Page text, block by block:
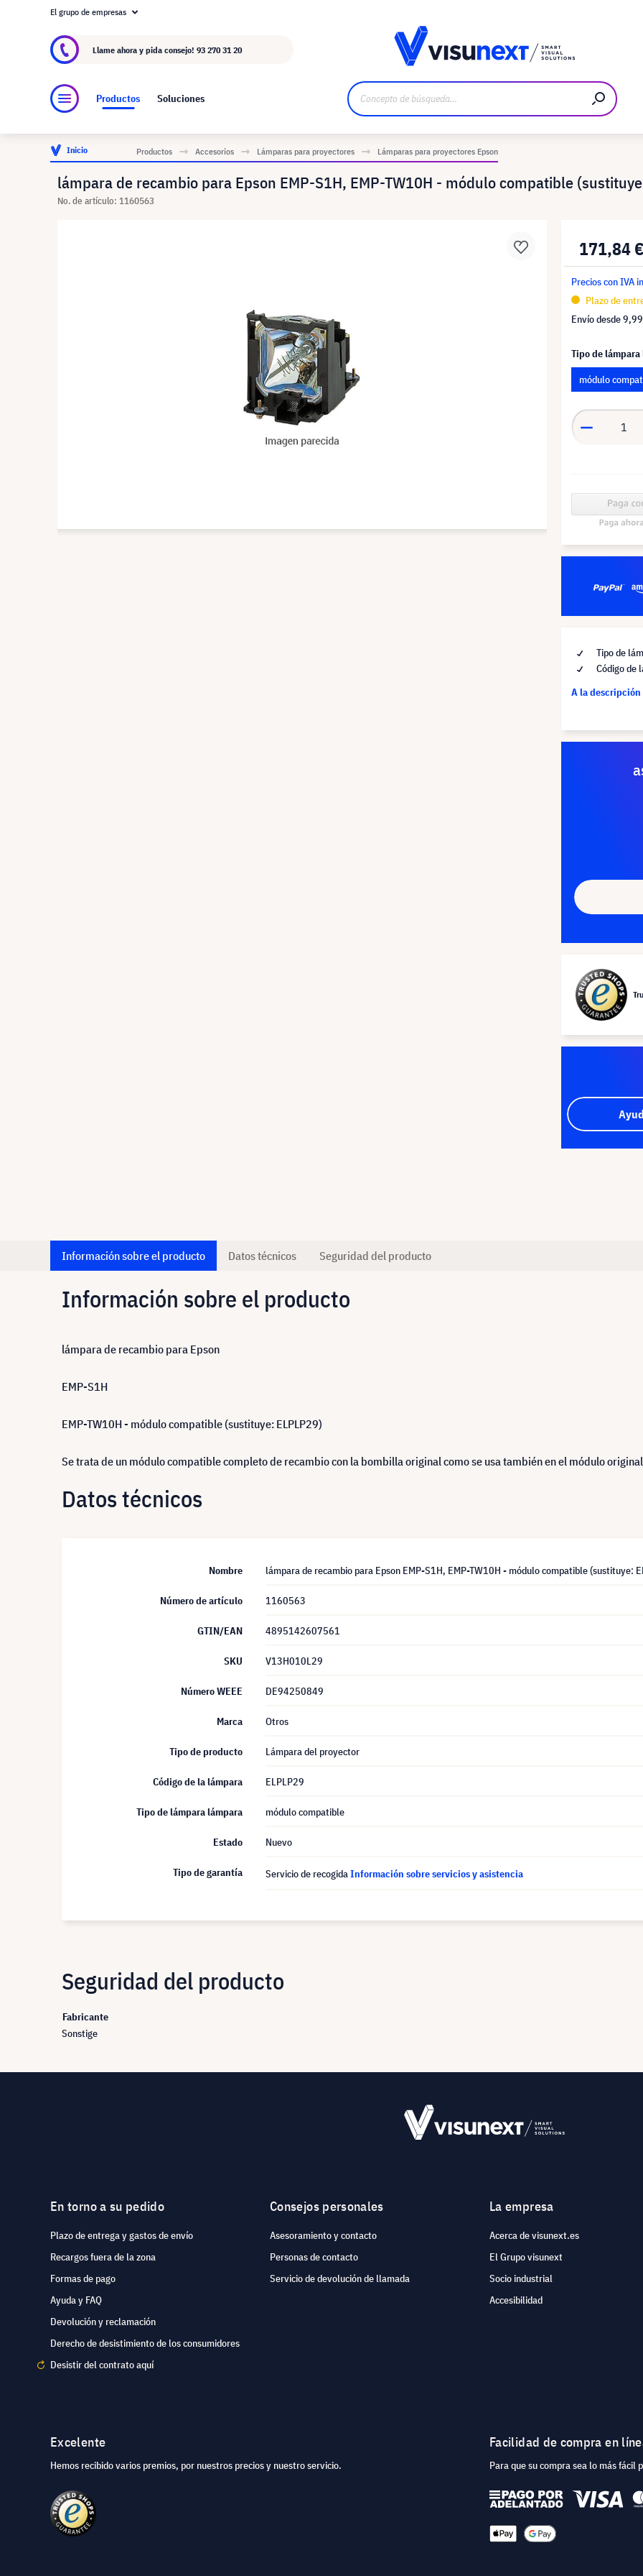
Acerca de visunext.es
El grupo de empresas
Llame ahora y pida consejo! 93 270 31 20
Productos Soluciones
Inicio Productos Accesorios Lámparas para proyectores Lámparas para proyectores Epson
lámpara de recambio para Epson EMP-S1H, EMP-TW10H - módulo compatible
No. de artículo: 1160563
171,84
Precios con IVA
Plazo de
Envío desde
Tipo de
módulo
Tipo de
Código de
A la
Información sobre el producto Datos técnicos Seguridad del producto
Información sobre el producto
lámpara de recambio para Epson
EMP-S1H
EMP-TW10H - módulo compatible (sustituye: ELPLP29)
Se trata de un módulo compatible completo de recambio con la bombilla original como se usa también en el módulo
Datos técnicos
Nombre lámpara de recambio para Epson EMP-S1H, EMP-TW10H - módulo compatible (sustituye:
Número de artículo 1160563
GTIN/EAN 4895142607561
SKU V13H010L29
Número WEEE DE94250849
Marca Otros
Tipo de producto Lámpara del proyector
Código de la lámpara ELPLP29
Tipo de lámpara lámpara módulo compatible
Estado Nuevo
Tipo de garantía Servicio de recogidaInformación sobre servicios y asistencia
Seguridad del producto
Fabricante
Sonstige
En torno a su pedido
Plazo de entrega y gastos de envío
Recargos fuera de la zona
Formas de pago
Ayuda y FAQ
Devolución y reclamación
Derecho de desistimiento de los consumidores
Desistir del contrato aquí
Consejos personales
Asesoramiento y contacto
Personas de contacto
Servicio de devolución de llamada
La empresa
Acerca de visunext.es
El Grupo visunext
Socio industrial
Accesibilidad
Excelente
Hemos recibido varios premios, por nuestros precios y nuestro servicio.
Facilidad de compra en
Para que su compra sea lo más fácil